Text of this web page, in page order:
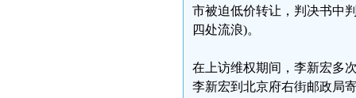
市被迫低价转让，判决书中
四处流浪)。
在上访维权期间，李新宏多
李新宏到北京府右街邮政局